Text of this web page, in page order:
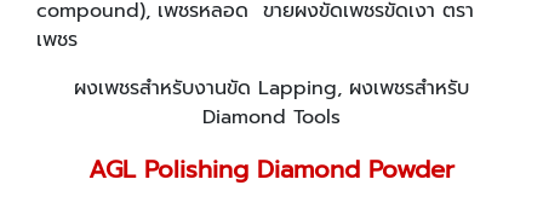
compound), เพชรหลอด ขายผงขัดเพชรขัดเงา ตรา
เพชร
ผงเพชรสำหรับงานขัด Lapping, ผงเพชรสำหรับ
Diamond Tools
AGL Polishing Diamond Powder